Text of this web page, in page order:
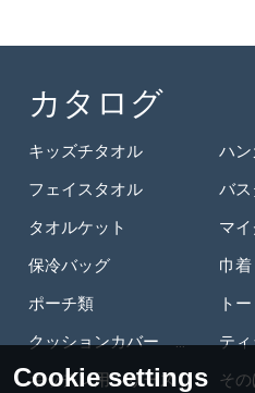
カタログ
キッズチタオル
ハ
フェイスタオル
バ
タオルケット
保冷バッグ
巾着
ポーチ類
ト
クッションカバー　クッション
テ
キッチン用シリーズ
そ
Cookie settings